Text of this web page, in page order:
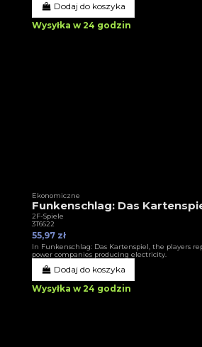
Dodaj do koszyka
Wysyłka w 24 godzin
Ekonomiczne
Funkenschlag: Das
2F-Spiele
3T6622
55,97 zł
In Funkenschlag: Das Kartenspiel, the players
power companies producing electricity.
Dodaj do koszyka
Wysyłka w 24 godzin